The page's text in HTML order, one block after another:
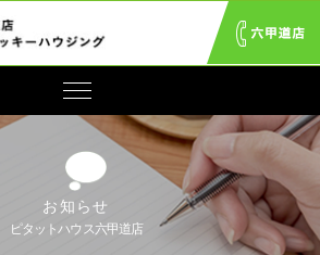
お知らせ
ピタットハウス六甲道店